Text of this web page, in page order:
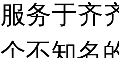
服务于齐